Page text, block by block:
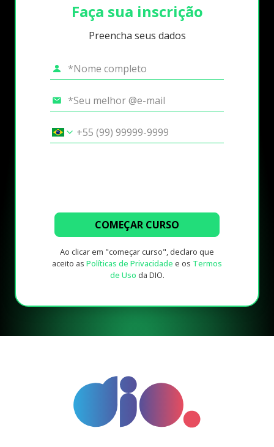
Faça sua inscrição
Preencha seus dados
COMEÇAR CURSO
Ao clicar em "começar curso", declaro que
aceito as Políticas de Privacidade e os Termos
de Uso da DIO.